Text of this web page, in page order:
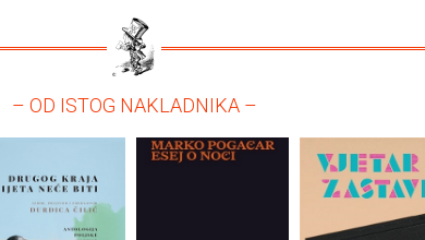
– OD ISTOG NAKLADNIKA –